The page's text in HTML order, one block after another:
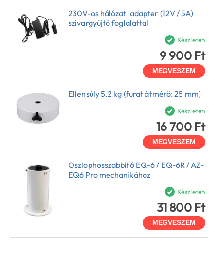
230V-os hálózati adapter (12V / 5A)
szivargyújtó foglalattal
Készleten
9 900 Ft
MEGVESZEM
Ellensúly 5.2 kg (furat átmérő: 25 mm)
Készleten
16 700 Ft
MEGVESZEM
Oszlophosszabbító EQ-6 / EQ-6R / AZ-
EQ6 Pro mechanikához
Készleten
31 800 Ft
MEGVESZEM